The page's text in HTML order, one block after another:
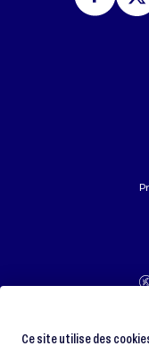
Ce site utilise des